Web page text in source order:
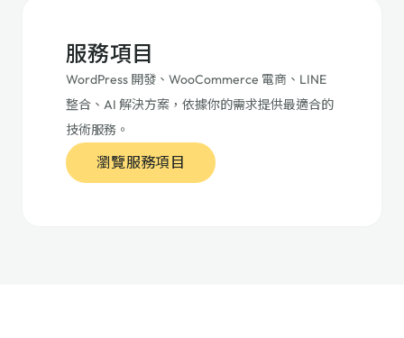
服務項目
WordPress 開發、WooCommerce 電商、LINE
整合、AI 解決方案，依據你的需求提供最適合的
技術服務。
瀏覽服務項目